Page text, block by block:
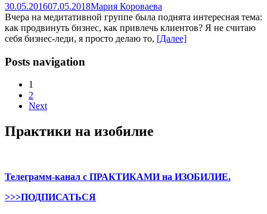
30.05.201607.05.2018Мария Короваева
Вчера на медитативной группе была поднята интересная тема:
как продвинуть бизнес, как привлечь клиентов? Я не считаю
себя бизнес-леди, я просто делаю то, [Далее]
Posts navigation
1
2
Next
Практики на изобилие
Телеграмм-канал с ПРАКТИКАМИ на ИЗОБИЛИЕ.
>>>ПОДПИСАТЬСЯ